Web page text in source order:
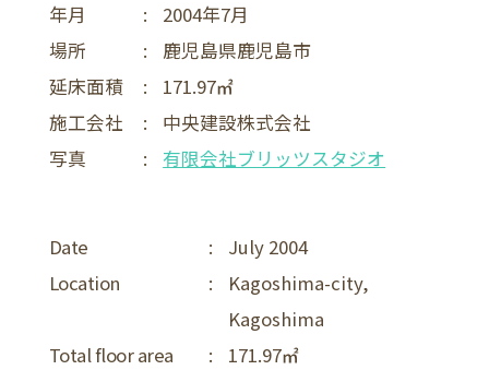
年月 :
2004年7月
場所
:
鹿児島県鹿児島市
延床面積
:
171.97
施工会社
:
中央建設株式会社
写真
: 有限会社ブリッツスタジオ
Date :
July 2004
Location
:
Kagoshima-city,
Kagoshima
Total floor area
:
171.97